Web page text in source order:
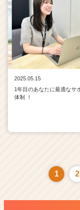
2025.05.15
1年目のあなたに最適なサ
体制 ！
1 2